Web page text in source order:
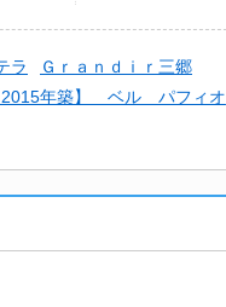
ラ
Ｇｒａｎｄｉｒ三郷
2015年築】 ベル パフィオ